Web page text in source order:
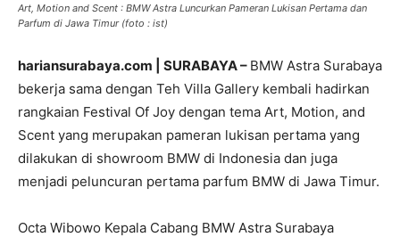
Art, Motion and Scent : BMW Astra Luncurkan Pameran Lukisan Pertama dan
Parfum di Jawa Timur (foto : ist)
hariansurabaya.com | SURABAYA – BMW Astra Surabaya
bekerja sama dengan Teh Villa Gallery kembali hadirkan
rangkaian Festival Of Joy dengan tema Art, Motion, and
Scent yang merupakan pameran lukisan pertama yang
dilakukan di showroom BMW di Indonesia dan juga
menjadi peluncuran pertama parfum BMW di Jawa Timur.
Octa Wibowo Kepala Cabang BMW Astra Surabaya